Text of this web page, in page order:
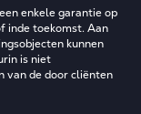
enkele garantie op
inde toekomst. Aan
kunnen
is niet
van de door cliënten